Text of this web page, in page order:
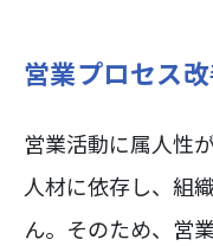
営業プロセス
営業活動に属人性
人材に依存し、組
ん。そのため、営